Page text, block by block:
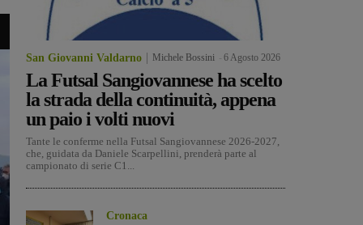
San Giovanni Valdarno Michele Bossini 6 Agosto 2026
La Futsal Sangiovannese ha scelto
la strada della continuità, appena
un paio i volti nuovi
Tante le conferme nella Futsal Sangiovannese 2026-2027,
che, guidata da Daniele Scarpellini, prenderà parte al
campionato di serie C1...
Cronaca